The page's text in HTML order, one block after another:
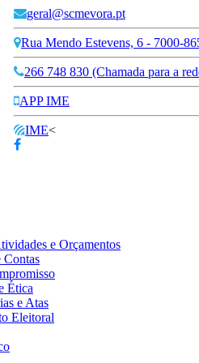
geral@scmevora.pt
Rua Mendo Estevens, 6 - 7000-
266 748 830 (Chamada para a
APP IME
IME<
e Orçamentos
Contas
Ética
e Atas
Eleitoral